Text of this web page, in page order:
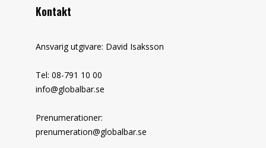
Kontakt
Ansvarig utgivare: David Isaksson
Tel: 08-791 10 00
info@globalbar.se
Prenumerationer:
prenumeration@globalbar.se